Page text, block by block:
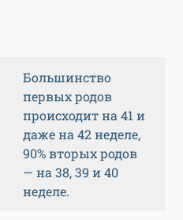
Большинство
первых родов
происходит на 41 и
даже на 42 неделе,
90% вторых родов
— на 38, 39 и 40
неделе.